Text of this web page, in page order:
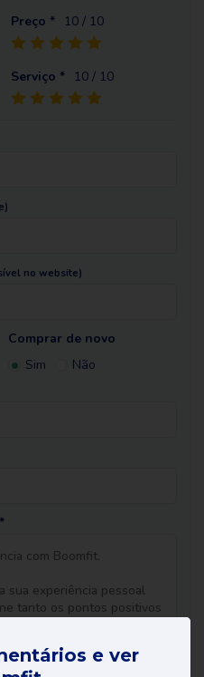
Preço * 10 / 10
Serviço * 10 / 10
no website)
Comprar de novo
Sim
Não
e ver